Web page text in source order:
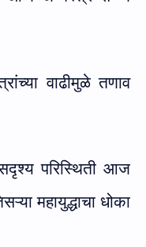
वाढीमुळे तणाव
परिस्थिती आज
महायुद्धाचा धोका